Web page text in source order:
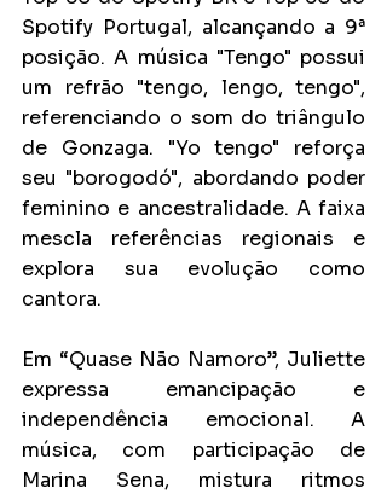
Spotify Portugal, alcançando a 9ª
posição. A música "Tengo" possui
um refrão "tengo, lengo, tengo",
referenciando o som do triângulo
de Gonzaga. "Yo tengo" reforça
seu "borogodó", abordando poder
feminino e ancestralidade. A faixa
mescla referências regionais e
explora sua evolução como
cantora.
Em “Quase Não Namoro”, Juliette
expressa emancipação e
independência emocional. A
música, com participação de
Marina Sena, mistura ritmos